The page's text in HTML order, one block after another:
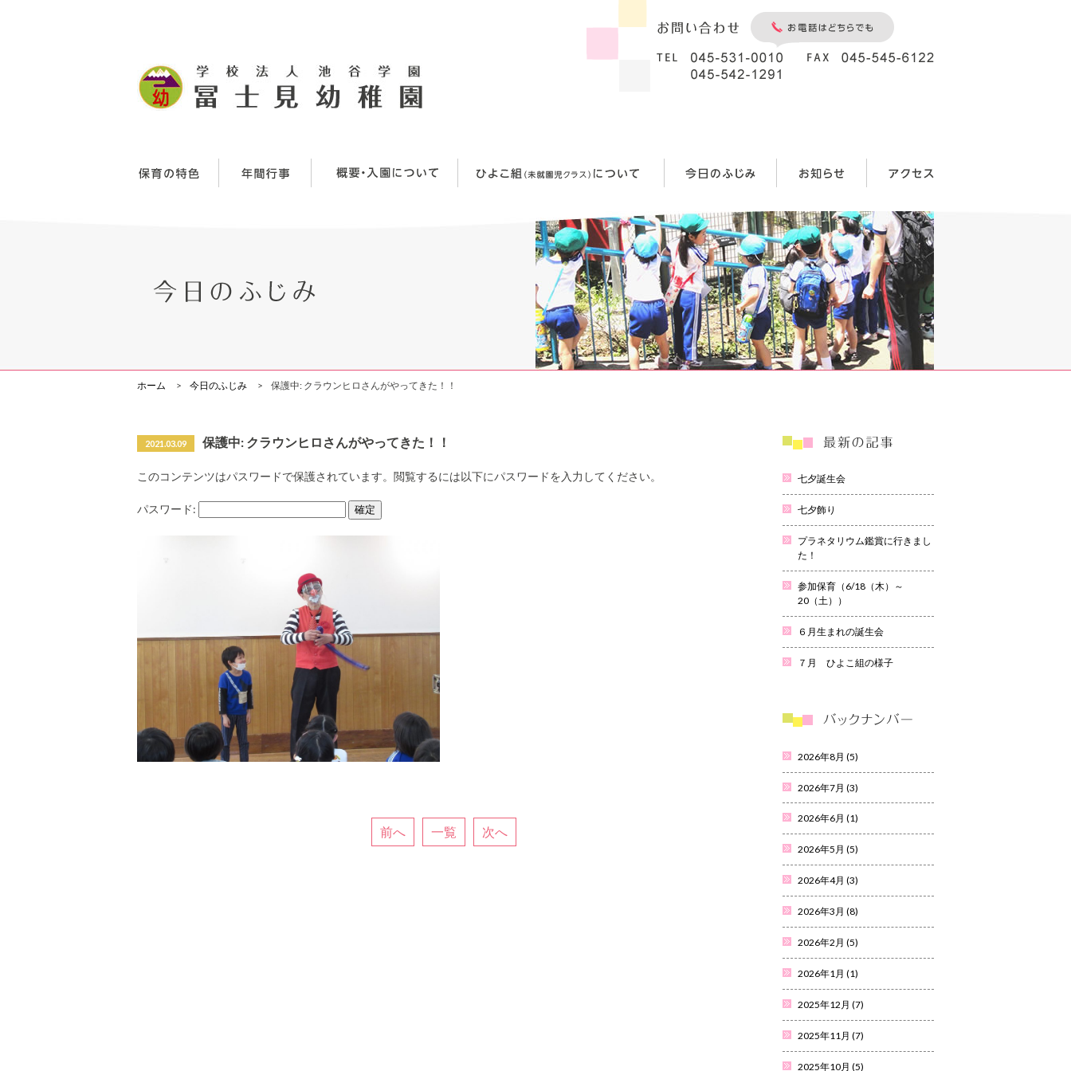
ホーム 今日のふじみ 保護中: クラウンヒロさんがやってきた！！
2021.03.09 保護中: クラウンヒロさんがやってきた！！
このコンテンツはパスワードで保護されています。閲覧するには以下にパスワードを入力してください。
パスワード:
前へ 一覧 次へ
七夕誕生会
七夕飾り
プラネタリウム鑑賞に行きまし
た！
参加保育（6/18（木）～
20（土））
６月生まれの誕生会
７月 ひよこ組の様子
2026年8月 (5)
2026年7月 (3)
2026年6月 (1)
2026年5月 (5)
2026年4月 (3)
2026年3月 (8)
2026年2月 (5)
2026年1月 (1)
2025年12月 (7)
2025年11月 (7)
2025年10月 (5)